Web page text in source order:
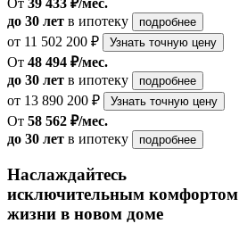
до 30 лет в ипотеку подробнее
от 11 502 200 ₽ Узнать точную цену
От 48 494 ₽/мес.
до 30 лет в ипотеку подробнее
от 13 890 200 ₽ Узнать точную цену
От 58 562 ₽/мес.
до 30 лет в ипотеку подробнее
Наслаждайтесь
исключительным комфортом
жизни в новом доме